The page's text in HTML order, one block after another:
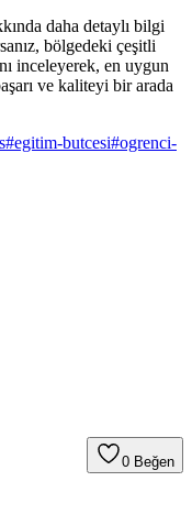
daha detaylı bilgi
bölgedeki çeşitli
inceleyerek, en uygun
ve kaliteyi bir arada
#egitim-butcesi#ogrenci-
0 Beğen